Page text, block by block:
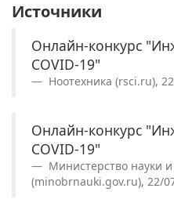
Источники
Онлайн-конкурс
COVID-19"
Ноотехника (rsci.ru),
Онлайн-конкурс
COVID-19"
Министерство науки
(minobrnauki.gov.ru), 22/